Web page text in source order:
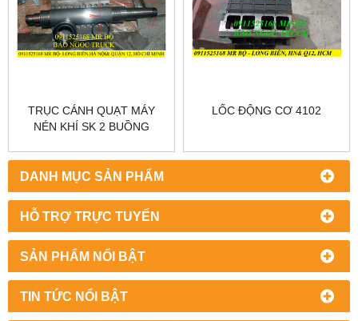
DANH MỤC SẢN PHẨM
HỖ TRỢ TRỰC TUYẾN
SẢN PHẨM NỔI BẬT
TIN TỨC NỔI BẬT
TRỤC CÁNH QUẠT MÁY
NÉN KHÍ SK 2 BUỒNG
LỐC ĐỘNG CƠ 4102